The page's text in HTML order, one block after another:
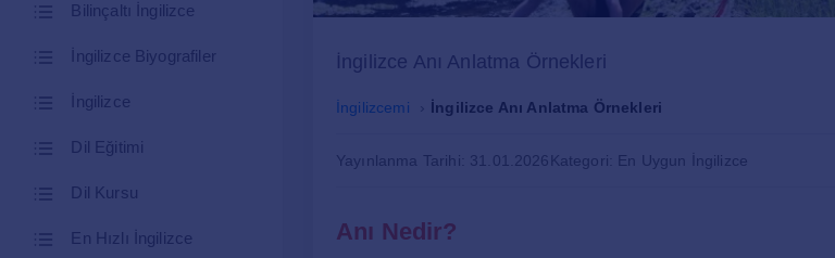
Bilinçaltı İngilizce
İngilizce Biyografiler
İngilizce
Dil Eğitimi
Dil Kursu
En Hızlı İngilizce
İngilizce Anı Anlatma Örnekleri
İngilizcemi İngilizce Anı Anlatma Örnekleri
Yayınlanma Tarihi: 31.01.2026Kategori: En Uygun İngilizce
Anı Nedir?